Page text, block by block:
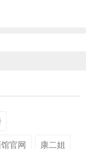
锅，是怎样一种火
官网 康二姐